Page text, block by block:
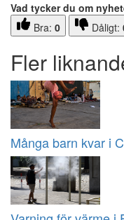
Vad tycker du om
Bra: 0 Dåligt:
Fler
Många barn kvar i